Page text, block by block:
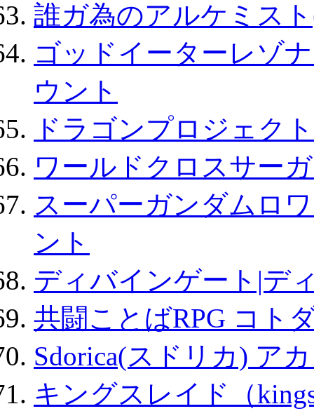
誰ガ為のアルケミス
ゴッドイーターレゾ
ウント
ドラゴンプロジェク
ワールドクロスサー
スーパーガンダムロ
ント
ディバインゲート|デ
共闘ことばRPG コト
Sdorica(スドリカ) ア
キングスレイド（